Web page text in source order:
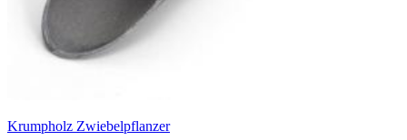
Krumpholz Zwiebelpflanzer